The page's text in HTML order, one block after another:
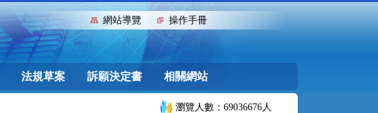
::: 網站導覽 操作手冊
法規草案 訴願決定書 相關網站
瀏覽人數：69036676人